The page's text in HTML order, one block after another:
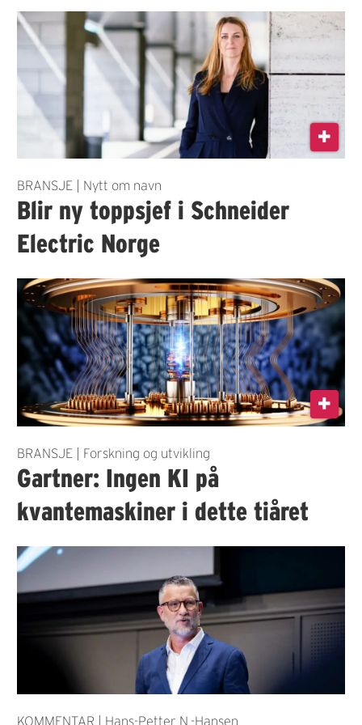
BRANSJE | Nytt om navn
Blir ny toppsjef i Schneider
Electric Norge
BRANSJE | Forskning og utvikling
Gartner: Ingen KI på
kvantemaskiner i dette tiåret
KOMMENTAR | Hans-Petter N.-Hansen